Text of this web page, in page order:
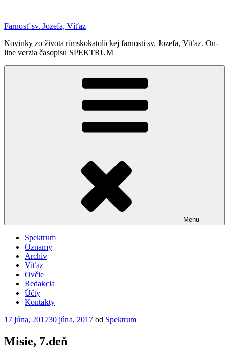
obsah
Farnosť sv. Jozefa, Víťaz
Novinky zo života rímskokatolíckej farnosti sv. Jozefa, Víťaz. On-
line verzia časopisu SPEKTRUM
Menu
Spektrum
Oznamy
Archív
Víťaz
Ovčie
Redakcia
Účty
Kontakty
Publikované
17 júna, 201730 júna, 2017 od Spektrum
Misie, 7.deň